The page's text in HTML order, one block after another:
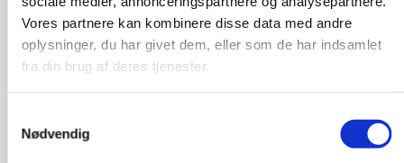
Vores partnere kan kombinere disse data med andre
oplysninger, du har givet dem, eller som de har indsamlet
fra din brug af deres tjenester.
Nødvendig
Venlig hilsen
IMS Medlemsservice
IMS (International Media Support)
Nørregade 18
CVR nr.: 26487013